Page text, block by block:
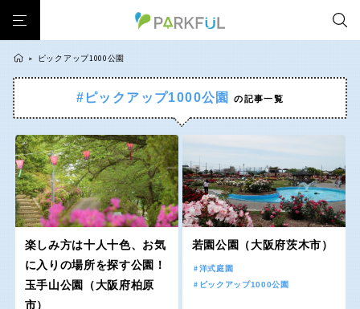
ピックアップ1000公園
自然が豊か 梅・桜の名所 景色が良い
テニスコート 野球場 紅葉の名所 バーベキュー
カフェ・レストラン サッカー・フットサル ランニングコース
動物園・ふれあい 歴史・文化財 日本庭園 紅葉の美しい公園
さくら名所100公園 屋内遊び場 アスレチックコース
バスケットボール 彫刻・アート 桜・梅の名所
洋式庭園 ドッグラン ローラー滑り台 植物園 夜景スポット
北海道 青森
岩手 宮城
秋田
幼児向け
自然が豊か
景色が良い 水遊び
テニスコート 野球場
カフェ・レストラン
ランニングコース 動物園・ふれあい
> ピックアップ1000公園
#ピックアップ1000公園の記事一覧
楽しみ方は十人十色、お気
に入りの場所を探す公園！
玉手山公園（大阪府柏原
市）
若園公園（大阪府茨木市）
洋式庭園
ピックアップ1000公園